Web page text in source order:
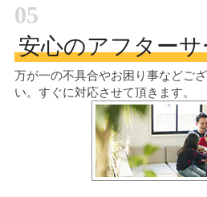
05
安心のアフター
万が一の不具合やお困り事などご
い。すぐに対応させて頂きます。